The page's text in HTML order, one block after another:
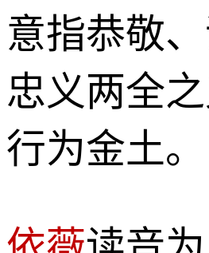
意指恭敬、
忠义两全
行为金土。